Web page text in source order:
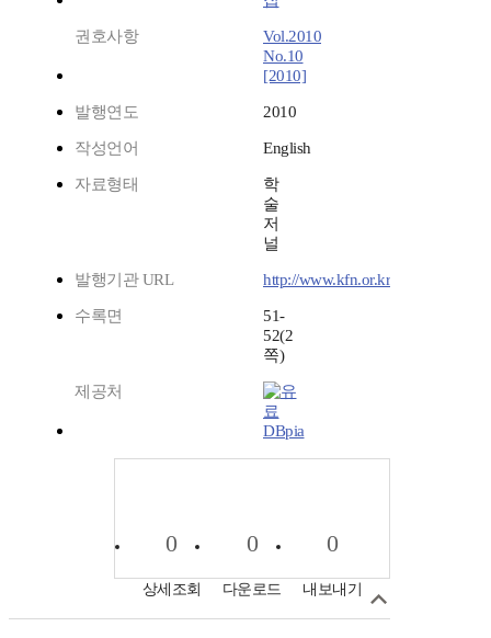
권호사항
Vol.2010
No.10
[2010]
발행연도 2010
작성언어 English
자료형태
학
술
저
널
발행기관 URL http://www.kfn.or.kr
수록면
51-
52(2
쪽)
제공처
DBpia
0
상세조회
0
다운로드
0
내보내기